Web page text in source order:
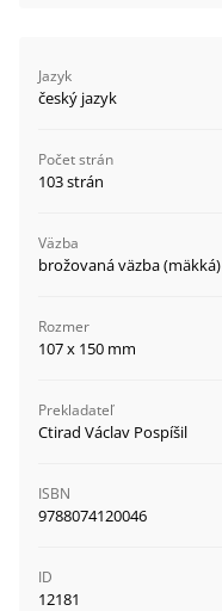
Jazyk
český jazyk
Počet strán
103 strán
Väzba
brožovaná väzba (mäkká)
Rozmer
107 x 150 mm
Prekladateľ
Ctirad Václav Pospíšil
ISBN
9788074120046
ID
12181